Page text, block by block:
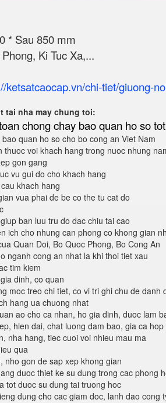
* Sau 850 mm
Ki Tuc Xa,...
ketsatcaocap.vn/chi-tiet/giuong-
tai nha may chung toi:
chong chay bao quan ho so
quan ho so cho bo cong an Viet Nam
voi khach hang trong nuoc nhung
gon gang
vu gui do cho khach hang
khach hang
vua phai de be co the tu cat do
ban luu tru do dac chiu tai cao
ich cho nhung can phong co khong gian
Quan Doi, Bo Quoc Phong, Bo Cong An
nganh cong an nhat la khi thoi tiet xau
tim kiem
dinh, co quan
moc treo chi tiet, co vi tri ghi chu de danh
hang ua chuong nhat
ao cho ca nhan, ho gia dinh, duoc lam
hien dai, chat luong dam bao, gia ca hop
nha hang, tiec cuoi voi nhieu mau ma
qua
nho gon de sap xep khong gian
duoc thiet ke su dung trong cac phong
tot duoc su dung tai truong hoc
dung cho cac giam doc, lanh dao cong